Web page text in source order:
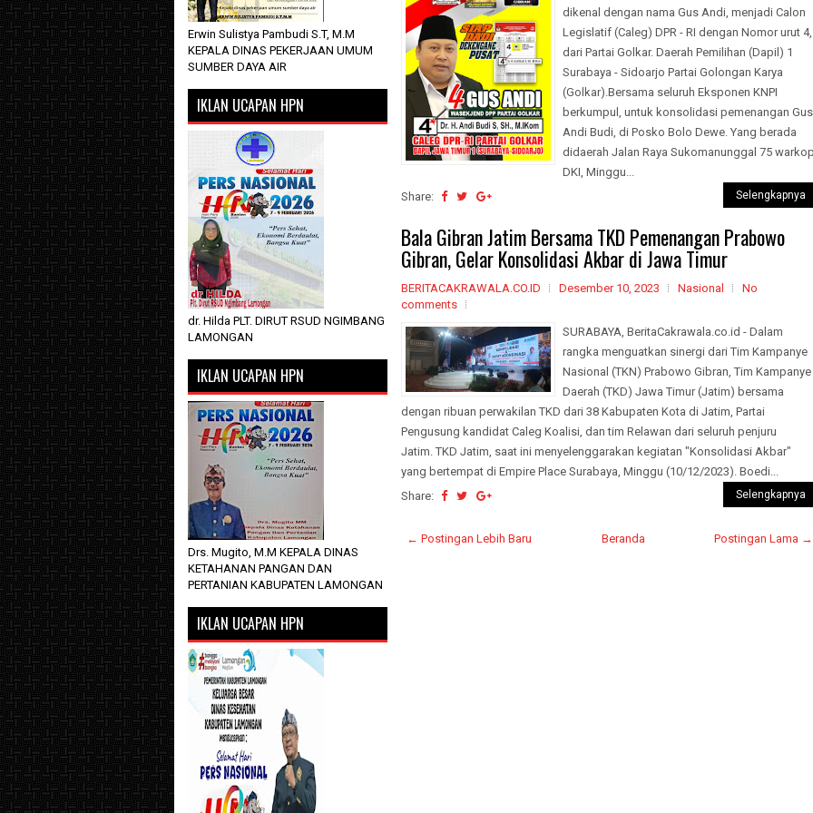
dikenal dengan nama Gus Andi, menjadi Calon
Legislatif (Caleg) DPR - RI dengan Nomor urut 4,
dari Partai Golkar. Daerah Pemilihan (Dapil) 1
Surabaya - Sidoarjo Partai Golongan Karya
(Golkar).Bersama seluruh Eksponen KNPI
berkumpul, untuk konsolidasi pemenangan Gus
Andi Budi, di Posko Bolo Dewe. Yang berada
didaerah Jalan Raya Sukomanunggal 75
DKI, Minggu...
Share:
Selengkapnya
Bala Gibran Jatim Bersama TKD Pemenangan Prabowo
Gibran, Gelar Konsolidasi Akbar di Jawa Timur
BERITACAKRAWALA.CO.ID Desember 10, 2023 Nasional
No
comments
SURABAYA, BeritaCakrawala.co.id - Dalam
rangka menguatkan sinergi dari Tim Kampanye
Nasional (TKN) Prabowo Gibran, Tim Kampanye
Daerah (TKD) Jawa Timur (Jatim) bersama
dengan ribuan perwakilan TKD dari 38 Kabupaten Kota di Jatim, Partai
Pengusung kandidat Caleg Koalisi, dan tim Relawan dari seluruh penjuru
Jatim. TKD Jatim, saat ini menyelenggarakan kegiatan "Konsolidasi Akbar"
yang bertempat di Empire Place Surabaya, Minggu (10/12/2023). Boedi...
Share:
Selengkapnya
← Postingan Lebih Baru Postingan Lama →
Beranda
Erwin Sulistya Pambudi S.T, M.M
KEPALA DINAS PEKERJAAN UMUM
SUMBER DAYA AIR
IKLAN UCAPAN HPN
dr. Hilda PLT. DIRUT RSUD NGIMBANG
LAMONGAN
IKLAN UCAPAN HPN
Drs. Mugito, M.M KEPALA DINAS
KETAHANAN PANGAN DAN
PERTANIAN KABUPATEN LAMONGAN
IKLAN UCAPAN HPN